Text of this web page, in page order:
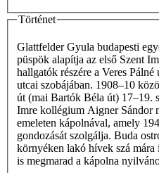
Történet
Glattfelder Gyula budapesti
püspök alapítja az első Szent
hallgatók részére a Veres
utcai szobájában. 1908–10
út (mai Bartók Béla út) 17–19.
Imre kollégium Aigner Sándor
emeleten kápolnával, amely
gondozását szolgálja. Buda
környéken lakó hívek szá­ mára
is megmarad a kápolna